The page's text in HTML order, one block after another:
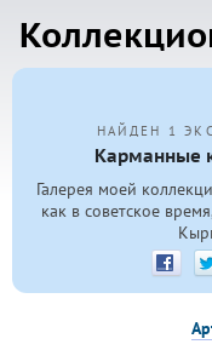
НАЙДЕН 1
Карманные
Галерея моей
как в советское